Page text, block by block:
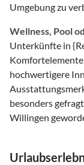
Umgebung zu
Wellness, Pool
Unterkünfte in
Komfortelemente
hochwertigere
besonders
Willingen